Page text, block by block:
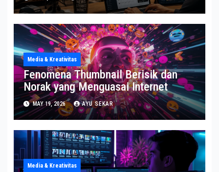
Media & Kreativitas
Fenomena Thumbnail Berisik dan
Norak yang Menguasai Internet
MAY 19, 2026 AYU SEKAR
Media & Kreativitas